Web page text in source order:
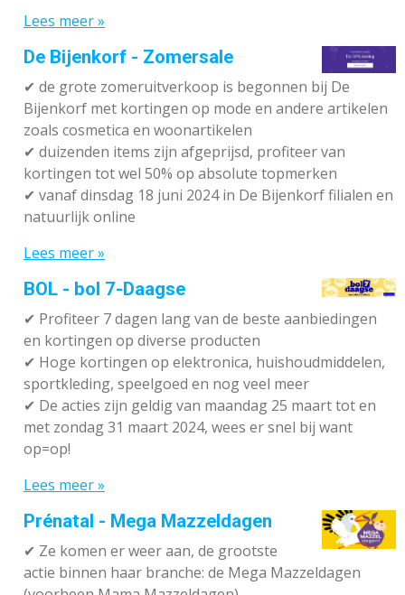
Lees meer »
De Bijenkorf - Zomersale
✔ de grote zomeruitverkoop is begonnen bij De
Bijenkorf met kortingen op mode en andere artikelen
zoals cosmetica en woonartikelen
✔ duizenden items zijn afgeprijsd, profiteer van
kortingen tot wel 50% op absolute topmerken
✔ vanaf dinsdag 18 juni 2024 in De Bijenkorf filialen en
natuurlijk online
Lees meer »
BOL - bol 7-Daagse
✔ Profiteer 7 dagen lang van de beste aanbiedingen
en kortingen op diverse producten
✔ Hoge kortingen op elektronica, huishoudmiddelen,
sportkleding, speelgoed en nog veel meer
✔ De acties zijn geldig van maandag 25 maart tot en
met zondag 31 maart 2024, wees er snel bij want
op=op!
Lees meer »
Prénatal - Mega Mazzeldagen
✔ Ze komen er weer aan, de grootste
actie binnen haar branche: de Mega Mazzeldagen